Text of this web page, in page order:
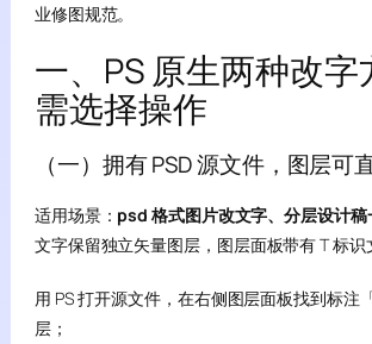
业修图规范。
一、PS 原生两种改
需选择操作
（一）拥有 PSD 源文件，图层可
适用场景： psd 格式图片改文字、分层设计稿
文字保留独立矢量图层，图层面板带有 T 标识
用 PS 打开源文件，在右侧图层面板找到标注
层；